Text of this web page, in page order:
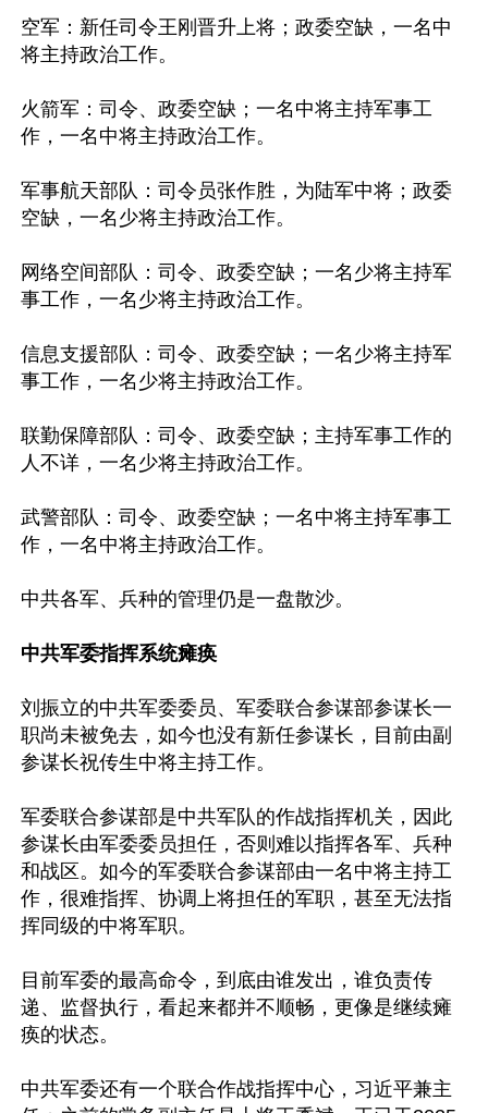
空军：新任司令王刚晋升上将；政委空缺，一名中
将主持政治工作。
火箭军：司令、政委空缺；一名中将主持军事工
作，一名中将主持政治工作。
军事航天部队：司令员张作胜，为陆军中将；政委
空缺，一名少将主持政治工作。
网络空间部队：司令、政委空缺；一名少将主持军
事工作，一名少将主持政治工作。
信息支援部队：司令、政委空缺；一名少将主持军
事工作，一名少将主持政治工作。
联勤保障部队：司令、政委空缺；主持军事工作的
人不详，一名少将主持政治工作。
武警部队：司令、政委空缺；一名中将主持军事工
作，一名中将主持政治工作。
中共各军、兵种的管理仍是一盘散沙。
中共军委指挥系统瘫痪
刘振立的中共军委委员、军委联合参谋部参谋长一
职尚未被免去，如今也没有新任参谋长，目前由副
参谋长祝传生中将主持工作。
军委联合参谋部是中共军队的作战指挥机关，因此
参谋长由军委委员担任，否则难以指挥各军、兵种
和战区。如今的军委联合参谋部由一名中将主持工
作，很难指挥、协调上将担任的军职，甚至无法指
挥同级的中将军职。
目前军委的最高命令，到底由谁发出，谁负责传
递、监督执行，看起来都并不顺畅，更像是继续瘫
痪的状态。
中共军委还有一个联合作战指挥中心，习近平兼主